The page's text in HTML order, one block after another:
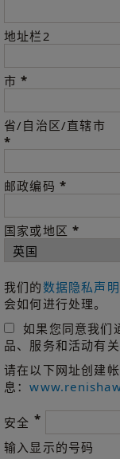
地址栏2
市*
省/自治区/直辖市
*
邮政编码 *
国家或地区*
我们的数据隐私声明
会如何进行处理。
如果您同意我们
品、服务和活动有
请在以下网址创建
息：
安全 *
输入显示的号码